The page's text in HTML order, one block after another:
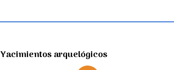
Yacimientos arquelógicos